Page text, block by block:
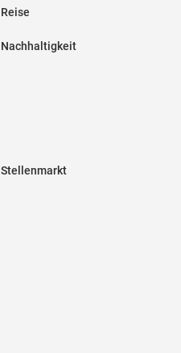
Reise
Nachhaltigkeit
Stellenmarkt